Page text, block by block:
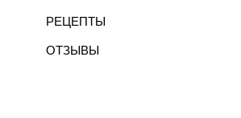
РЕЦЕПТЫ
ОТЗЫВЫ